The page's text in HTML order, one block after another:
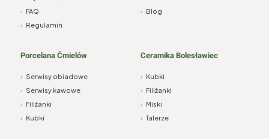
› FAQ
› Regulamin
› Blog
Porcelana Ćmielów
› Serwisy obiadowe
› Serwisy kawowe
› Filiżanki
› Kubki
Ceramika Bolesławiec
› Kubki
› Filiżanki
› Miski
› Talerze